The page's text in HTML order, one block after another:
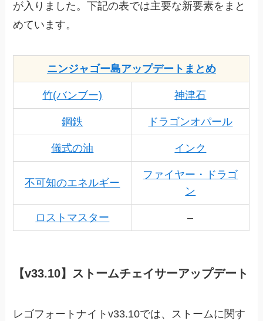
が入りました。下記の表では主要な新要素をまと
めています。
ニンジャゴー島アップデートまとめ
竹(バンブー) 神津石
鋼鉄 ドラゴンオパール
儀式の油 インク
不可知のエネルギー
ファイヤー・ドラゴ
ン
ロストマスター –
【v33.10】ストームチェイサーアップデート
レゴフォートナイトv33.10では、ストームに関す